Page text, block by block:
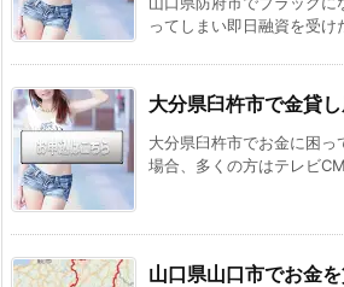
ってしまい即日融資を受け
大分県臼杵市で金貸
大分県臼杵市でお金に困
場合、多くの方はテレビ
山口県山口市でお金